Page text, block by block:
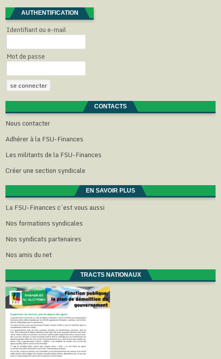
AUTHENTIFICATION
Identifiant ou e-mail
Mot de passe
CONTACTS
Nous contacter
Adhérer à la FSU-Finances
Les militants de la FSU-Finances
Créer une section syndicale
EN SAVOIR PLUS
La FSU-Finances c’est vous aussi
Nos formations syndicales
Nos syndicats partenaires
Nos amis du net
TRACTS NATIONAUX